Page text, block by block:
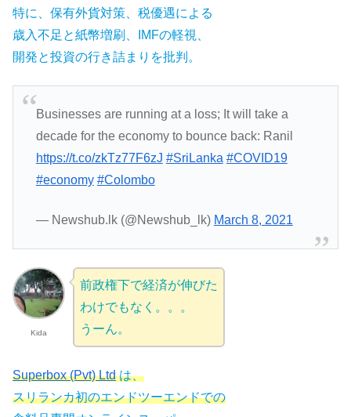
特に、保有外貨対策、税優遇による
歳入不足と紙幣増刷、IMFの軽視、
開発と投資の行き詰まりを批判。
Businesses are running at a loss; It will take a
decade for the economy to bounce back: Ranil
https://t.co/zkTz77F6zJ #SriLanka #COVID19
#economy #Colombo
— Newshub.lk (@Newshub_lk) March 8, 2021
Kida
前政権下で経済が伸びた
わけでもなく。。。
うーん。
Superbox (Pvt) Ltdは、
スリランカ初のエンドツーエンドでの